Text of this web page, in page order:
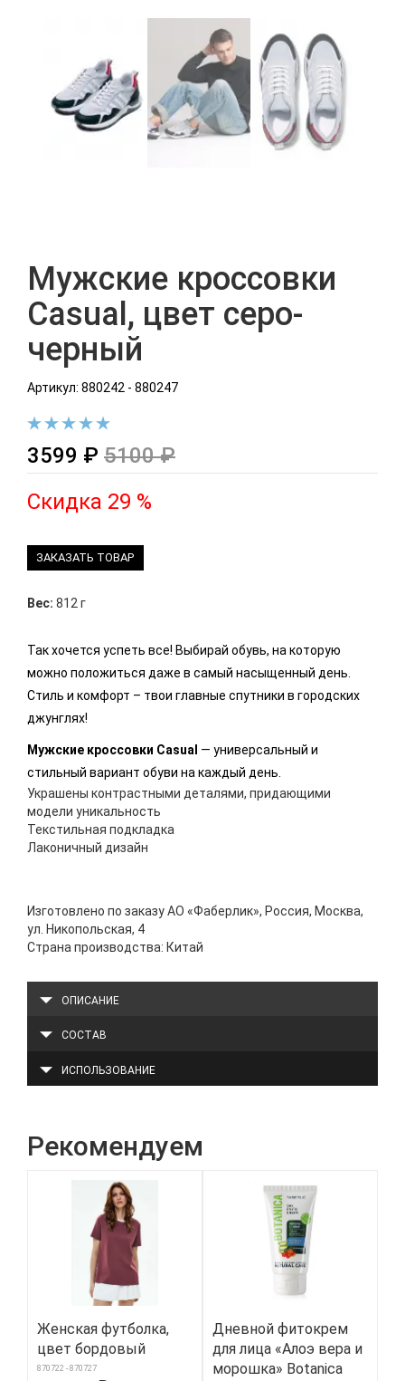
Мужские кроссовки
Casual, цвет серо-
черный
Артикул: 880242 - 880247
3599 ₽ 5100 ₽
Скидка 29 %
ЗАКАЗАТЬ ТОВАР
Вес: 812 г
Так хочется успеть все! Выбирай обувь, на которую
можно положиться даже в самый насыщенный день.
Стиль и комфорт – твои главные спутники в городских
джунглях!
Мужские кроссовки Casual — универсальный и
стильный вариант обуви на каждый день.
Украшены контрастными деталями, придающими
модели уникальность
Текстильная подкладка
Лаконичный дизайн
Изготовлено по заказу АО «Фаберлик», Россия, Москва,
ул. Никопольская, 4
Страна производства: Китай
ОПИСАНИЕ
СОСТАВ
ИСПОЛЬЗОВАНИЕ
Рекомендуем
Женская футболка,
цвет бордовый
870722 - 870727
Дневной фитокрем
для лица «Алоэ вера и
морошка» Botanica